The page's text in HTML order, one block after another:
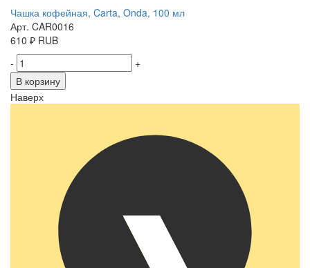
Чашка кофейная, Carta, Onda, 100 мл
Арт. CAR0016
610 ₽ RUB
-
+
В корзину
Наверх